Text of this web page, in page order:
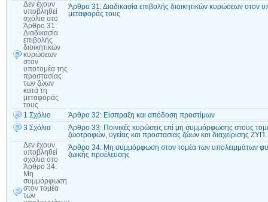
Δεν έχουν
υποβληθεί
σχόλια στο
Άρθρο 31:
Διαδικασία
επιβολής
διοικητικών
κυρώσεων
στον
υποτομέα της
προστασίας
των ζώων
κατά τη
μεταφοράς
τους
Άρθρο 31: Διαδικασία επιβολής διοικητικών κυρώσεων στον
μεταφοράς τους
1 Σχόλιο
Άρθρο 32: Είσπραξη και απόδοση προστίμων
3 Σχόλια
Άρθρο 33: Ποινικές κυρώσεις επί μη συμμόρφωσης στους
ζωοτροφών, υγείας και προστασίας ζώων και διαχείρισης ΖΥΠ.
Δεν έχουν
υποβληθεί
σχόλια στο
Άρθρο 34:
Μη
συμμόρφωση
στον τομέα
των
Άρθρο 34: Μη συμμόρφωση στον τομέα των υπολειμμάτων
ζωικής προέλευσης